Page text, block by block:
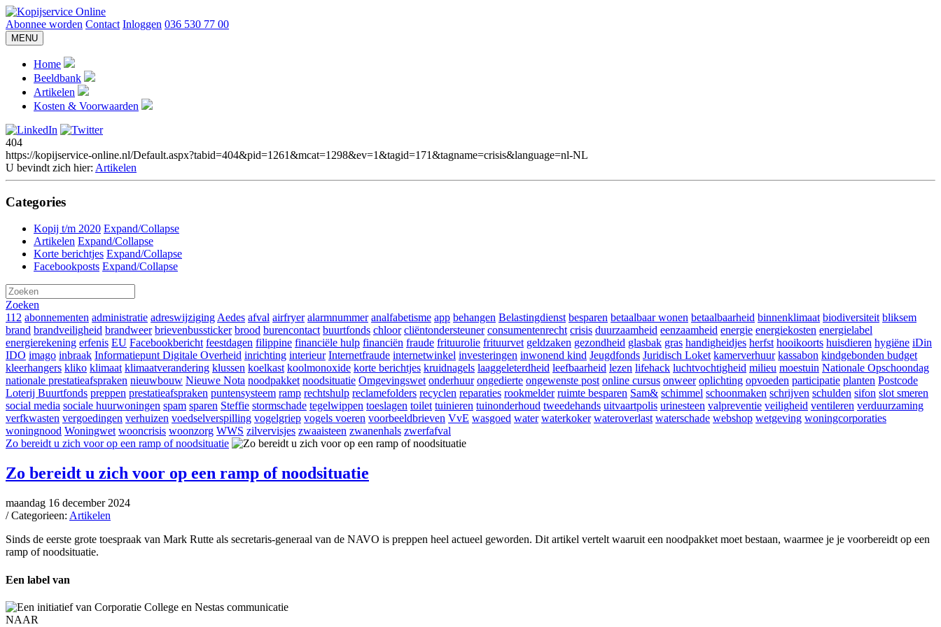
Abonnee worden Contact Inloggen 036 530 77 00
MENU
Home
Beeldbank
Artikelen
Kosten & Voorwaarden
404
https://kopijservice-online.nl/Default.aspx?tabid=404&pid=1261&mcat=1298&ev=1&tagid=171&tagname=crisis&language=nl-NL
U bevindt zich hier: Artikelen
Categories
Kopij t/m 2020 Expand/Collapse
Artikelen Expand/Collapse
Korte berichtjes Expand/Collapse
Facebookposts Expand/Collapse
Zoeken
112 abonnementen administratie adreswijzigingAedes afval airfryer alarmnummer analfabetisme app behangen Belastingdienst besparen betaalbaar wonen betaalbaarheid binnenklimaat biodiversiteit bliksem
brand brandveiligheid brandweer brievenbussticker brood burencontact buurtfonds chloor cliëntondersteuner consumentenrecht crisis duurzaamheid eenzaamheid energie energiekosten energielabel
energierekening erfenis EU Facebookbericht feestdagen filippine financiële hulp financiën fraude frituurolie frituurvet geldzaken gezondheid glasbak gras handigheidjes herfst hooikoorts huisdieren hygiëne iDin
IDO imago inbraak Informatiepunt Digitale Overheid inrichting interieur Internetfraude internetwinkel investeringen inwonend kind Jeugdfonds Juridisch Loket kamerverhuur kassabon kindgebonden budget
kleerhangers kliko klimaat klimaatverandering klussen koelkast koolmonoxide korte berichtjes kruidnagels laaggeleterdheid leefbaarheid lezen lifehack luchtvochtigheid milieu moestuin Nationale Opschoondag
nationale prestatieafspraken nieuwbouw Nieuwe Nota noodpakket noodsituatie Omgevingswet onderhuur ongedierte ongewenste post online cursus onweer oplichting opvoeden participatie planten Postcode
Loterij Buurtfonds preppen prestatieafspraken puntensysteem ramp rechtshulp reclamefolders recyclen reparaties rookmelder ruimte besparen Sam& schimmel schoonmaken schrijven schulden sifon slot smeren
social media sociale huurwoningen spam sparen Steffie stormschade tegelwippen toeslagen toilet tuinieren tuinonderhoud tweedehands uitvaartpolis urinesteen valpreventie veiligheid ventileren verduurzaming
verfkwasten vergoedingen verhuizen voedselverspilling vogelgriep vogels voeren voorbeeldbrieven VvE wasgoed water waterkoker wateroverlast waterschade webshop wetgeving woningcorporaties
woningnood Woningwet wooncrisis woonzorg WWS zilvervisjes zwaaisteen zwanenhals zwerfafval
Zo bereidt u zich voor op een ramp of noodsituatie
Zo bereidt u zich voor op een ramp of noodsituatie
maandag 16 december 2024
/ Categorieen: Artikelen
Sinds de eerste grote toespraak van Mark Rutte als secretaris-generaal van de NAVO is preppen heel actueel geworden. Dit artikel vertelt waaruit een noodpakket moet bestaan, waarmee je je voorbereidt op een
ramp of noodsituatie.
Een label van
NAAR